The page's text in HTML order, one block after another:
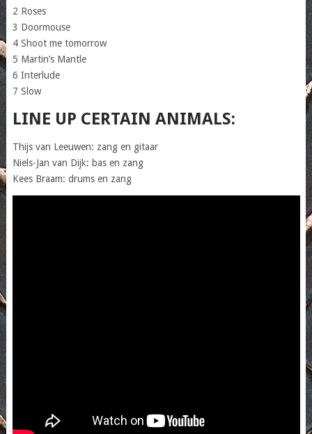
2 Roses
3 Doormouse
4 Shoot me tomorrow
5 Martin’s Mantle
6 Interlude
7 Slow
LINE UP CERTAIN ANIMALS:
Thijs van Leeuwen: zang en gitaar
Niels-Jan van Dijk: bas en zang
Kees Braam: drums en zang